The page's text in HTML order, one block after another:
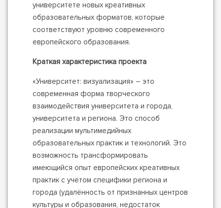
университете новых креативных
образовательных форматов, которые
соответствуют уровню современного
европейского образования.
Краткая характеристика проекта
«Университет: визуализация» – это
современная форма творческого
взаимодействия университета и города,
университета и региона. Это способ
реализации мультимедийных
образовательных практик и технологий. Это
возможность трансформировать
имеющийся опыт европейских креативных
практик с учётом специфики региона и
города (удалённость от признанных центров
культуры и образования, недостаток